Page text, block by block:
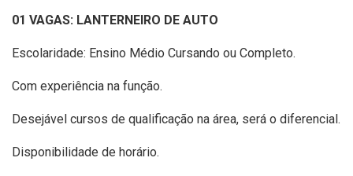
01 VAGAS: LANTERNEIRO DE AUTO
Escolaridade: Ensino Médio Cursando ou Completo.
Com experiência na função.
Desejável cursos de qualificação na área, será o diferencial.
Disponibilidade de horário.